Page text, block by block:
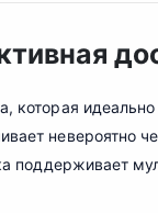
которая
невероятно
поддерживает